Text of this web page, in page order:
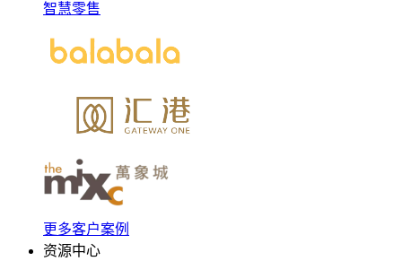
智慧零售
更多客户案例
资源中心